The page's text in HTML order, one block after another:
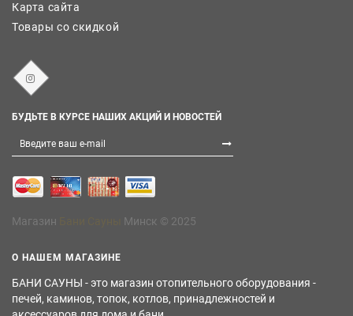
Карта сайта
Товары со скидкой
БУДЬТЕ В КУРСЕ НАШИХ АКЦИЙ И НОВОСТЕЙ
Магазин Минск © 2025
О НАШЕМ МАГАЗИНЕ
БАНИ САУНЫ - это магазин отопительного оборудования -
печей, каминов, топок, котлов, принадлежностей и